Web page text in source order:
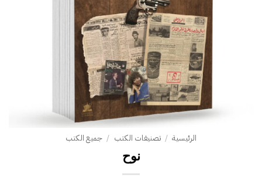
الرئيسية / تصنيفات الكتب / جميع الكتب
نوح